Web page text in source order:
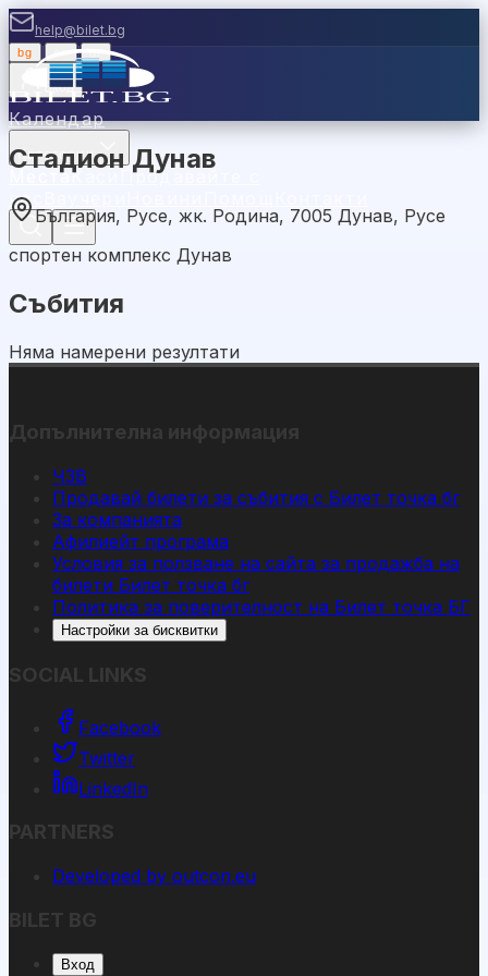
help@bilet.bg
bg |
Вход
Календар
Категории
Места Каси
Продавайте с
нас
Стадион Дунав
България, Русе, жк. Родина, 7005 Дунав, Русе
спортен комплекс Дунав
Събития
Няма намерени резултати
Допълнителна информация
ЧЗВ
Продавай билети за събития с Билет точка бг
За компанията
Афилиейт програма
Условия за ползване на сайта за продажба на
билети Билет точка бг
Политика за поверителност на Билет точка БГ
Настройки за бисквитки
SOCIAL LINKS
Facebook
Twitter
LinkedIn
PARTNERS
Developed by outcon.eu
BILET BG
Вход